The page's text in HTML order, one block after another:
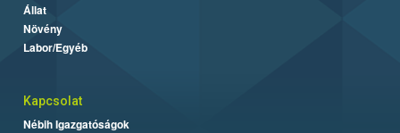
Állat
Növény
Labor/Egyéb
Kapcsolat
Nébih Igazgatóságok